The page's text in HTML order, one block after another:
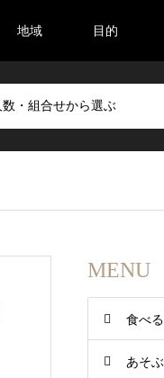
地域 目的
MENU
食べる
あそぶ